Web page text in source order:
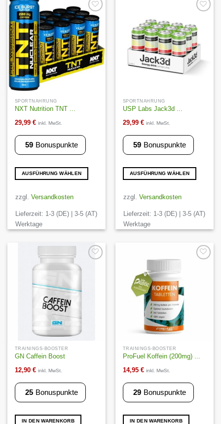
Optionen
können
auf
der
Produktseite
gewählt
werden
Produktseite
gewählt
werden
Auf die
Wunschliste
SPORTNAHRUNG
NXT Nutrition TNT ...
29,99 € inkl. MwSt.
59 Bonuspunkte
AUSFÜHRUNG WÄHLEN
Produkt
mehrere
Varianten
auf.
zzgl. Versandkosten
Lieferzeit: 1-3 (DE) | 3-5 (AT)
Werktage
Wunschliste
SPORTNAHRUNG
USP Labs Jack3d ...
29,99 € inkl. MwSt.
59 Bonuspunkte
AUSFÜHRUNG WÄHLEN
Produkt
mehrere
Varianten
auf.
Produktseite
zzgl. Versandkosten
Lieferzeit: 1-3 (DE) | 3-5 (AT)
Werktage
Auf die
Wunschliste
TRAININGS-BOOSTER
GN Caffein Boost
12,90 € inkl. MwSt.
25 Bonuspunkte
IN DEN WARENKORB
TRAININGS-BOOSTER
ProFuel Koffein (200mg) ...
14,95 € inkl. MwSt.
29 Bonuspunkte
IN DEN WARENKORB